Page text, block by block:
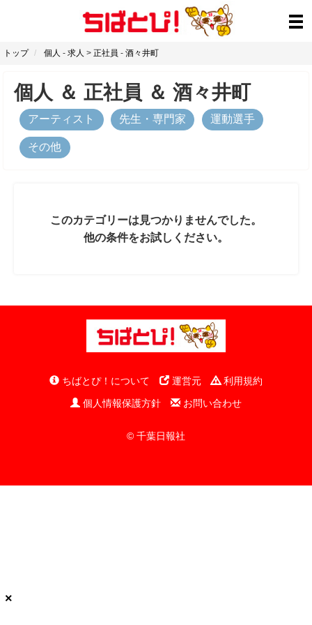
トップ 個人 - 求人 > 正社員 - 酒々井町
個人 ＆ 正社員 ＆ 酒々井町
アーティスト 先生・専門家 運動選手
その他
このカテゴリーは見つかりませんでした。
他の条件をお試しください。
ちばとぴ！について 運営元
利用規約
個人情報保護方針
お問い合わせ
© 千葉日報社
×